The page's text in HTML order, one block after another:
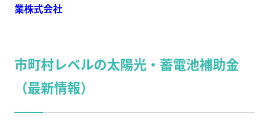
業株式会社
市町村レベルの太陽光・蓄電池補助金
（最新情報）